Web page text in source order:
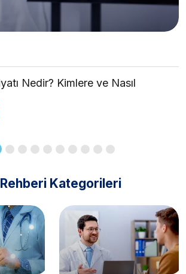
Nedir? Kimlere ve Nasıl
Rehberi Kategorileri